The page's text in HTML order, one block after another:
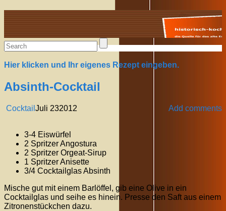
Alte Rezepte online
Hier klicken und Ihr eigenes Rezept eingeben.
Absinth-Cocktail
Cocktail Add comments
Juli 232012
3-4 Eiswürfel
2 Spritzer Angostura
2 Spritzer Orgeat-Sirup
1 Spritzer Anisette
3/4 Cocktailglas Absinth
Mische gut mit einem Barlöffel, gib eine Olive in ein
Cocktailglas und seihe es hinein. Presse den Saft aus einem
Zitronenstückchen dazu.